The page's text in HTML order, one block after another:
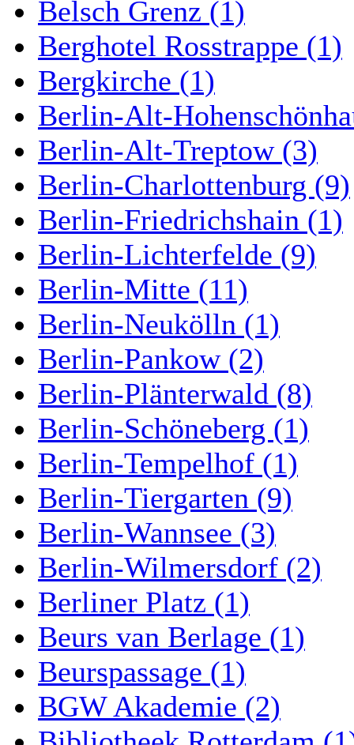
Belsch Grenz (1)
Berghotel Rosstrappe (1)
Bergkirche (1)
Berlin-Alt-
Berlin-Alt-Treptow (3)
Berlin-Charlottenburg (9)
Berlin-Friedrichshain (1)
Berlin-Lichterfelde (9)
Berlin-Mitte (11)
Berlin-Neukölln (1)
Berlin-Pankow (2)
Berlin-Plänterwald (8)
Berlin-Schöneberg (1)
Berlin-Tempelhof (1)
Berlin-Tiergarten (9)
Berlin-Wannsee (3)
Berlin-Wilmersdorf (2)
Berliner Platz (1)
Beurs van Berlage (1)
Beurspassage (1)
BGW Akademie (2)